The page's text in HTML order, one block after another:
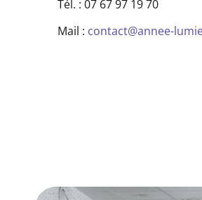
Tél. : 07 67 97 19 70
Mail : contact@annee-